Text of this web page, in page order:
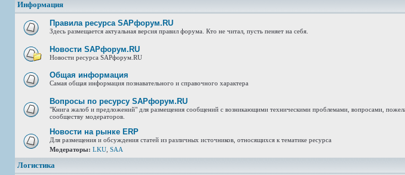
Информация
Правила ресурса SAPфорум.RU
Здесь размещается актуальная версия правил форума. Кто не читал, пусть пеняет на себя.
Новости SAPфорум.RU
Новости ресурса SAPфорум.RU
Общая информация
Самая общая информация познавательного и справочного характера
Вопросы по ресурсу SAPфорум.RU
"Книга жалоб и предложений" для размещения сообщений с возникающими техническими проблемами, вопросами,
сообществу модераторов.
Новости на рынке ERP
Для размещения и обсуждения статей из различных источников, относящихся к тематике ресурса
Модераторы: LKU SAA
Логистика